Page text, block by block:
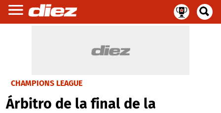
CHAMPIONS LEAGUE
Árbitro de la final de la